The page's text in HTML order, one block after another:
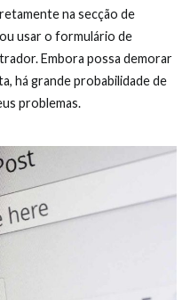
na secção de
usar o formulário de
Embora possa demorar
há grande probabilidade de
problemas.